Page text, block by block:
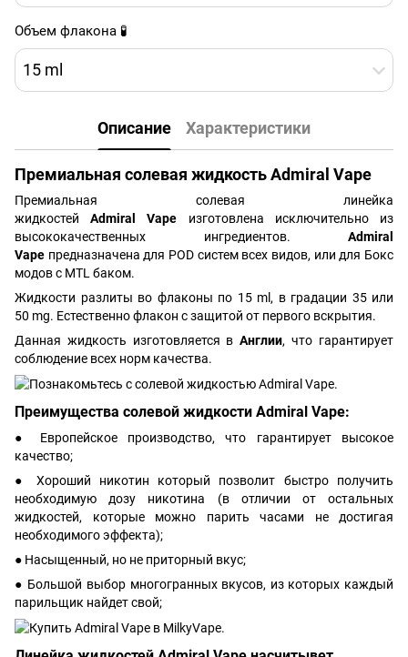
Объем флакона 🧪
15 ml
Описание Характеристики
Премиальная солевая жидкость Admiral Vape
Премиальная солевая линейка
жидкостей Admiral Vape изготовлена исключительно из
высококачественных ингредиентов. Admiral
Vape предназначена для POD систем всех видов, или для Бокс
модов с MTL баком.
Жидкости разлиты во флаконы по 15 ml, в градации 35 или
50 mg. Естественно флакон с защитой от первого вскрытия.
Данная жидкость изготовляется вАнглии, что гарантирует
соблюдение всех норм качества.
Преимущества солевой жидкости Admiral Vape:
● Европейское производство, что гарантирует высокое
качество;
● Хороший никотин который позволит быстро получить
необходимую дозу никотина (в отличии от остальных
жидкостей, которые можно парить часами не достигая
необходимого эффекта);
● Насыщенный, но не приторный вкус;
● Большой выбор многогранных вкусов, из которых каждый
парильщик найдет свой;